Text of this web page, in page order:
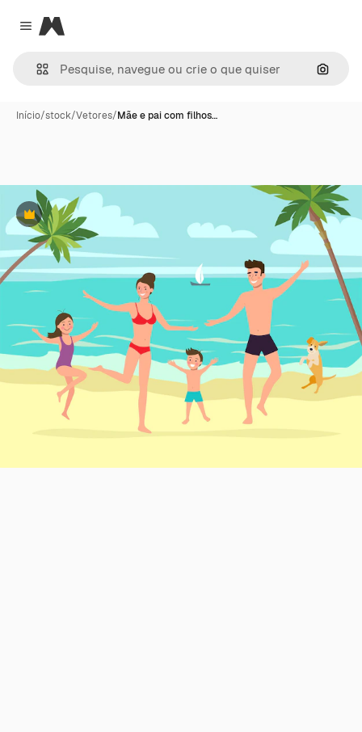
Close menu
Magnific
Início/stock/Vetores/Mãe e pai com filhos…
Premium